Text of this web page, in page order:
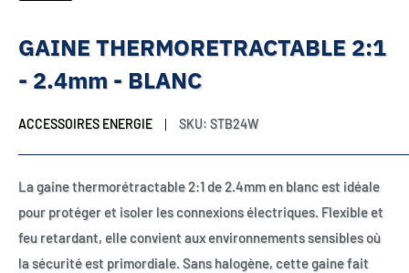
GAINE THERMORETRACTABLE 2:1
- 2.4mm - BLANC
ACCESSOIRES ENERGIE SKU: STB24W
La gaine thermorétractable 2:1 de 2.4mm en blanc est idéale
pour protéger et isoler les connexions électriques. Flexible et
feu retardant, elle convient aux environnements sensibles où
la sécurité est primordiale. Sans halogène, cette gaine fait